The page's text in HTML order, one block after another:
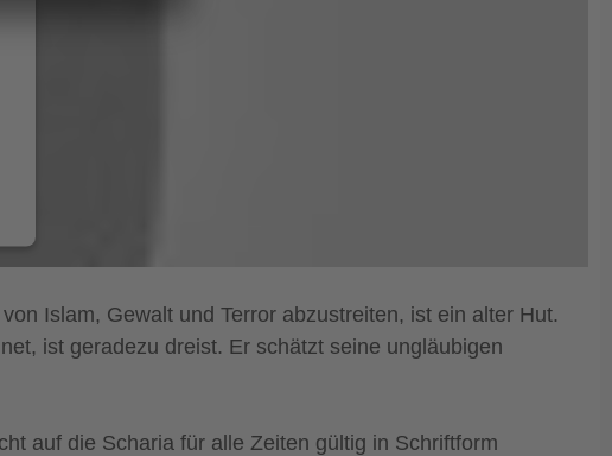
Islam, Gewalt und Terror abzustreiten, ist ein alter Hut.
ist geradezu dreist. Er schätzt seine ungläubigen
auf die Scharia für alle Zeiten gültig in Schriftform